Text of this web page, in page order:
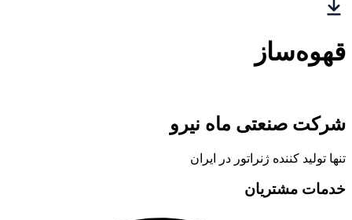
قهوه‌ساز
شرکت صنعتی ماه نیرو
تنها تولید کننده ژنراتور در ایران
خدمات مشتریان